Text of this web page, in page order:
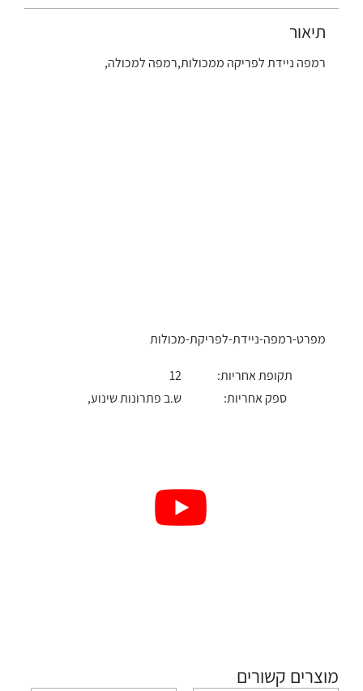
תיאור
רמפה ניידת לפריקה ממכולות,רמפה למכולה,
מפרט-רמפה-ניידת-לפריקת-מכולות
תקופת אחריות:
12
ספק אחריות:
ש.ב פתרונות שינוע,
מוצרים קשורים